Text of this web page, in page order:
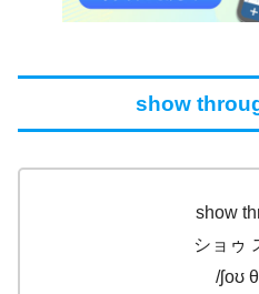
show
show
ショゥ
/ʃoʊ